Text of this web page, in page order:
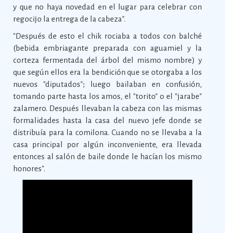
y que no haya novedad en el lugar para celebrar con
regocijo la entrega de la cabeza".
"Después de esto el chik rociaba a todos con balché
(bebida embriagante preparada con aguamiel y la
corteza fermentada del árbol del mismo nombre) y
que según ellos era la bendición que se otorgaba a los
nuevos "diputados"; luego bailaban en confusión,
tomando parte hasta los amos, el "torito" o el "jarabe"
zalamero. Después llevaban la cabeza con las mismas
formalidades hasta la casa del nuevo jefe donde se
distribuía para la comilona. Cuando no se llevaba a la
casa principal por algún inconveniente, era llevada
entonces al salón de baile donde le hacían los mismo
honores".